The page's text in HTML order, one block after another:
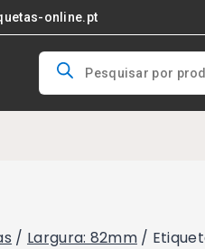
online.pt
Products
search
/ Largura: 82mm /